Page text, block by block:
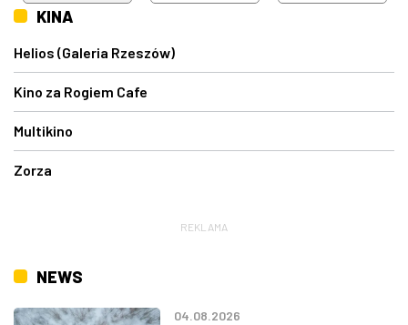
KINA
Helios (Galeria Rzeszów)
Kino za Rogiem Cafe
Multikino
Zorza
REKLAMA
NEWS
04.08.2026